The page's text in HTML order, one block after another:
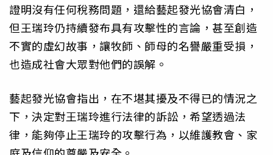
證明沒有任何稅務問題，還給藝起發光協會清白，
但王瑞玲仍持續發布具有攻擊性的言論，甚至創造
不實的虛幻故事，讓牧師、師母的名譽嚴重受損，
也造成社會大眾對他們的誤解。
藝起發光協會指出，在不堪其擾及不得已的情況之
下，決定對王瑞玲進行法律的訴訟，希望透過法
律，能夠停止王瑞玲的攻擊行為，以維護教會、家